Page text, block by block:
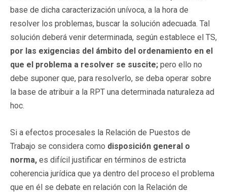
base de dicha caracterización unívoca, a la hora de
resolver los problemas, buscar la solución adecuada. Tal
solución deberá venir determinada, según establece el TS,
por las exigencias del ámbito del ordenamiento en el
que el problema a resolver se suscite; pero ello no
debe suponer que, para resolverlo, se deba operar sobre
la base de atribuir a la RPT una determinada naturaleza ad
hoc.
Si a efectos procesales la Relación de Puestos de
Trabajo se considera como disposición general o
norma, es difícil justificar en términos de estricta
coherencia jurídica que ya dentro del proceso el problema
que en él se debate en relación con la Relación de